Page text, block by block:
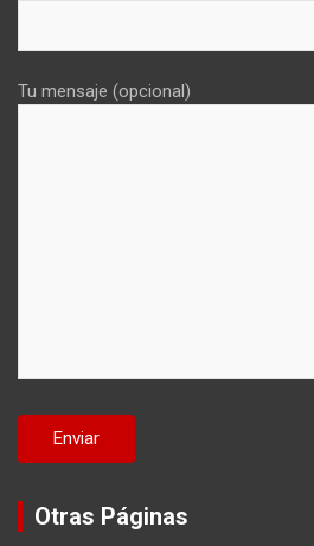
Tu mensaje (opcional)
Otras Páginas